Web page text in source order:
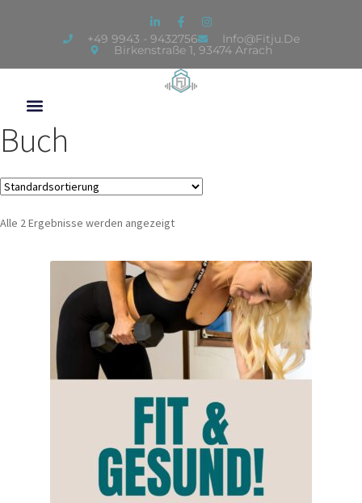
+49 9943 - 9432756 Info@fitju.de
Birkenstraße 1, 93474 Arrach
Buch
Alle 2 Ergebnisse werden angezeigt